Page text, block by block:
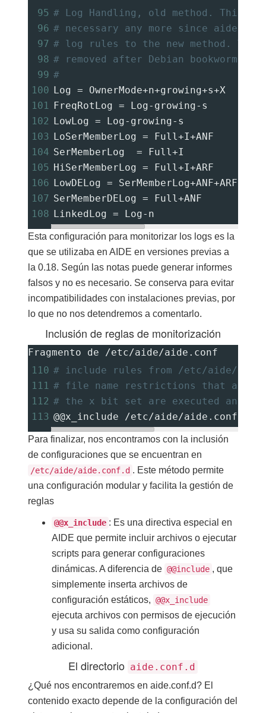
95 # Log Handling, old method. This
96 # necessary any more since aide
97 # log rules to the new method. The
98 # removed after Debian bookworm
99 #
100 Log = OwnerMode+n+growing+s+X
101 FreqRotLog = Log-growing-s
102
LowLog = Log-growing-s
103 LoSerMemberLog = Full+I+ANF
104 SerMemberLog = Full+I
105 HiSerMemberLog = Full+I+ARF
106 LowDELog = SerMemberLog+ANF+ARF
107 SerMemberDELog = Full+ANF
108 LinkedLog = Log-n
Esta configuración para monitorizar los logs es la
que se utilizaba en AIDE en versiones previas a
la 0.18. Según las notas puede generar informes
falsos y no es necesario. Se conserva para evitar
incompatibilidades con instalaciones previas, por
lo que no nos detendremos a comentarlo.
Inclusión de reglas de monitorización
Fragmento de /etc/aide/aide.conf
110 # include rules from /etc/aide/
111 # file name restrictions that are
112 # the x bit set are executed and
113 @@x_include /etc/aide/aide.conf.d
Para finalizar, nos encontramos con la inclusión
de configuraciones que se encuentran en
/etc/aide/aide.conf.d . Este método permite
una configuración modular y facilita la gestión de
reglas
@@x_include : Es una directiva especial en
AIDE que permite incluir archivos o ejecutar
scripts para generar configuraciones
dinámicas. A diferencia de @@include , que
simplemente inserta archivos de
configuración estáticos, @@x_include
ejecuta archivos con permisos de ejecución
y usa su salida como configuración
adicional.
El directorio aide.conf.d
¿Qué nos encontraremos en aide.conf.d? El
contenido exacto depende de la configuración del